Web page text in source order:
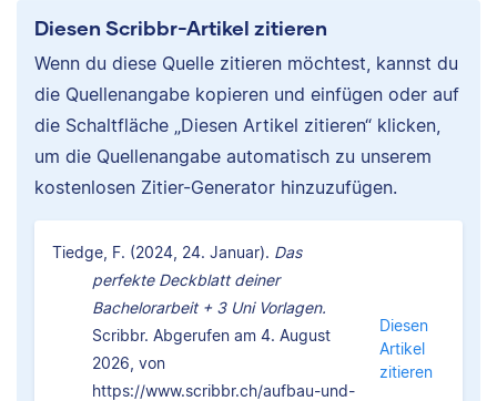
Diesen Scribbr-Artikel zitieren
Wenn du diese Quelle zitieren möchtest, kannst du
die Quellenangabe kopieren und einfügen oder auf
die Schaltfläche „Diesen Artikel zitieren“ klicken,
um die Quellenangabe automatisch zu unserem
kostenlosen Zitier-Generator hinzuzufügen.
Tiedge, F. (2024, 24. Januar). Das
perfekte Deckblatt deiner
Bachelorarbeit + 3 Uni Vorlagen.
Scribbr. Abgerufen am 4. August
2026, von
https://www.scribbr.ch/aufbau-und-
Diesen
Artikel
zitieren